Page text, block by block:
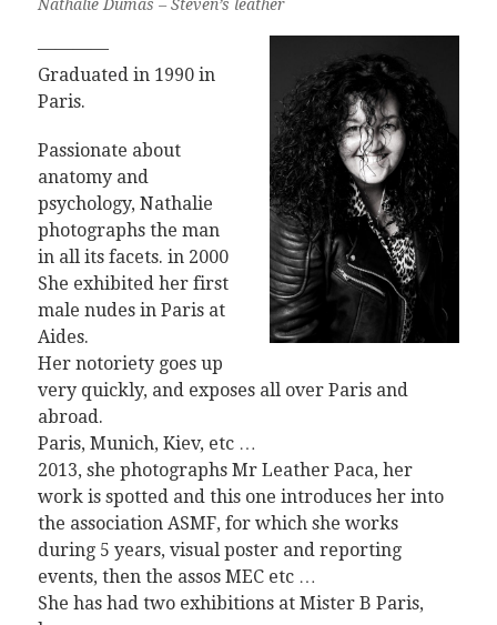
Nathalie Dumas – Steven’s leather
————
Graduated in 1990 in
Paris.
Passionate about
anatomy and
psychology, Nathalie
photographs the man
in all its facets. in 2000
She exhibited her first
male nudes in Paris at
Aides.
Her notoriety goes up
very quickly, and exposes all over Paris and
abroad.
Paris, Munich, Kiev, etc …
2013, she photographs Mr Leather Paca, her
work is spotted and this one introduces her into
the association ASMF, for which she works
during 5 years, visual poster and reporting
events, then the assos MEC etc …
She has had two exhibitions at Mister B Paris,